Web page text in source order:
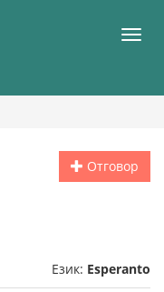
Отговор
Език: Esperanto